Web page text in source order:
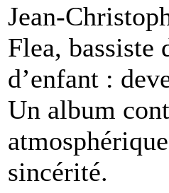
Jean-
Flea, bassiste
d’enfant :
Un album
sincérité.